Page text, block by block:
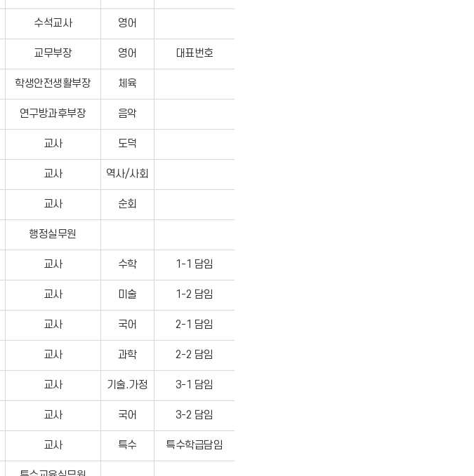
수석교사 영어
교무부장 영어 대표번호
학생안전생활부장 체육
연구방과후부장 음악
교사 도덕
교사 역사/사회
교사 순회
행정실무원
교사 수학 1-1 담임
교사 미술 1-2 담임
교사 국어 2-1 담임
교사 과학 2-2 담임
교사 기술.가정 3-1 담임
교사 국어 3-2 담임
교사 특수 특수학급담임